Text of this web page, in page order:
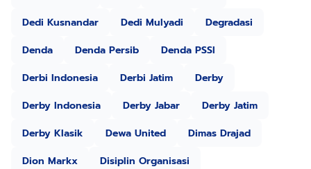
Dedi Kusnandar
Dedi Mulyadi
Degradasi
Denda
Denda Persib
Denda PSSI
Derbi Indonesia
Derbi Jatim
Derby
Derby Indonesia
Derby Jabar
Derby Jatim
Derby Klasik
Dewa United
Dimas Drajad
Dion Markx
Disiplin Organisasi